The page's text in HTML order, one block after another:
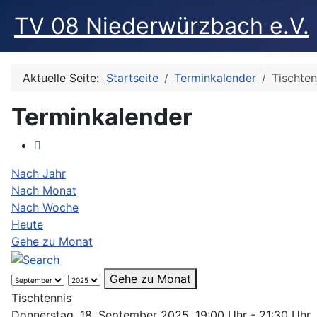
TV 08 Niederwürzbach e.V.
Aktuelle Seite: Startseite Terminkalender
Terminkalender
Nach Jahr
Nach Monat
Nach Woche
Heute
Gehe zu Monat
Gehe zu Monat
Tischtennis